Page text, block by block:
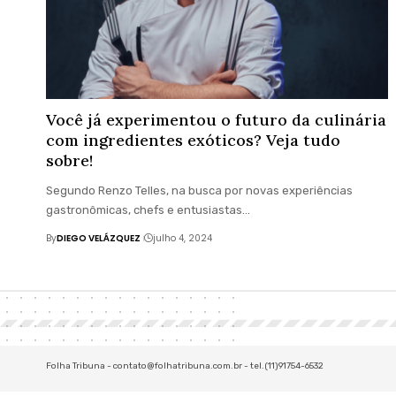
Você já experimentou o futuro da culinária
com ingredientes exóticos? Veja tudo
sobre!
Segundo Renzo Telles, na busca por novas experiências
gastronômicas, chefs e entusiastas…
ByDIEGO VELÁZQUEZ julho 4, 2024
Folha Tribuna - contato@folhatribuna.com.br- tel.(11)91754-6532